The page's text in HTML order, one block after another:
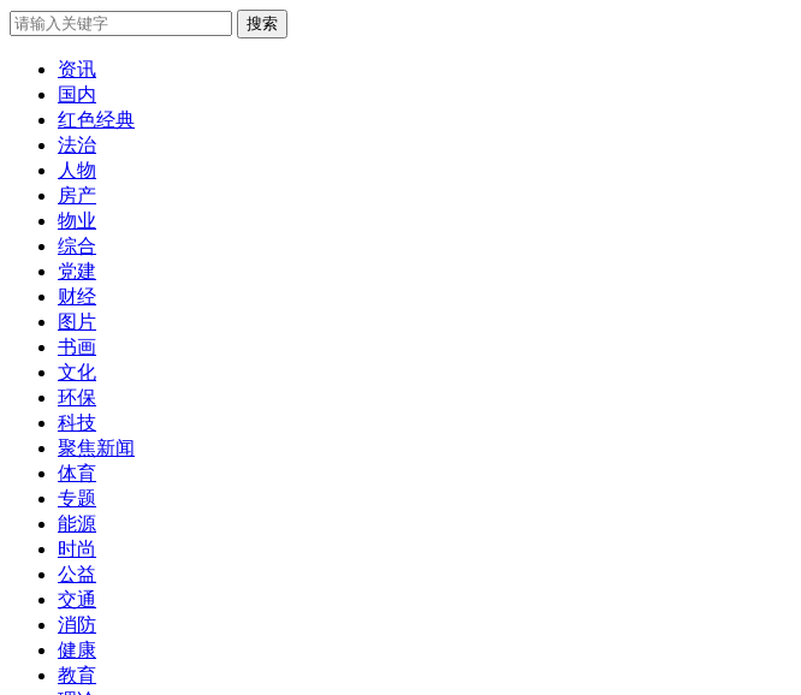
搜索
资讯
国内
红色经典
法治
人物
房产
物业
综合
党建
财经
图片
书画
文化
环保
科技
聚焦新闻
体育
专题
能源
时尚
公益
交通
消防
健康
教育